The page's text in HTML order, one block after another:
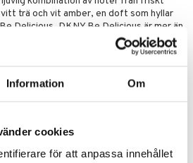
Information Om
cookies
för att anpassa innehållet
trä och vit amber, en doft som hyllar
Delicious. DKNY Be Delicious är mer än